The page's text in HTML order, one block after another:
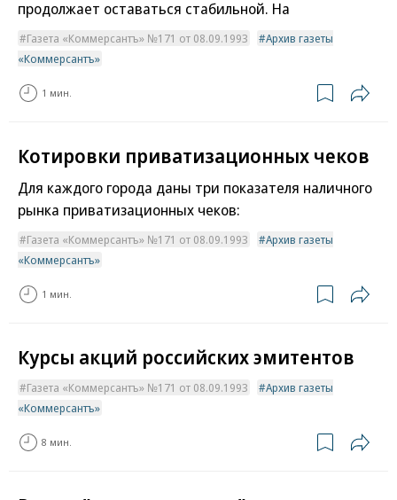
продолжает оставаться стабильной. На
Газета «Коммерсантъ» №171 от 08.09.1993
Архив газеты
«Коммерсантъ»
1 мин.
Котировки приватизационных чеков
Для каждого города даны три показателя наличного
рынка приватизационных чеков:
Газета «Коммерсантъ» №171 от 08.09.1993
Архив газеты
«Коммерсантъ»
1 мин.
Курсы акций российских эмитентов
Газета «Коммерсантъ» №171 от 08.09.1993
Архив газеты
«Коммерсантъ»
8 мин.